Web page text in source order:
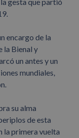
encargo de la
la Bienal y
un antes y un
mundiales,
su alma
de esta
la primera vuelta